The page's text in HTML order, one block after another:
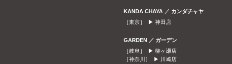
KANDA CHAYA ／ カンダチャヤ
［東京］ ▶ 神田店
GARDEN ／ ガーデン
［岐阜］ ▶ 柳ヶ瀬店
［神奈川］ ▶
川崎店